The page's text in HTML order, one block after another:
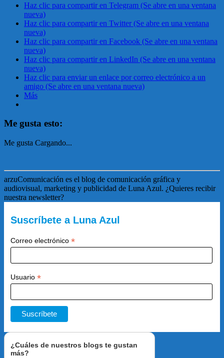
Haz clic para compartir en Telegram (Se abre en una ventana
nueva)
Haz clic para compartir en Twitter (Se abre en una ventana
nueva)
Haz clic para compartir en Facebook (Se abre en una ventana
nueva)
Haz clic para compartir en LinkedIn (Se abre en una ventana
nueva)
Haz clic para enviar un enlace por correo electrónico a un
amigo (Se abre en una ventana nueva)
Más
Me gusta esto:
Me gusta Cargando...
arzuComunicación es el blog de comunicación gráfica y
audiovisual, marketing y publicidad de Luna Azul. ¿Quieres recibir
nuestra newsletter?
Suscríbete a Luna Azul
Correo electrónico *
Usuario *
¿Cuáles de nuestros blogs te gustan
más?